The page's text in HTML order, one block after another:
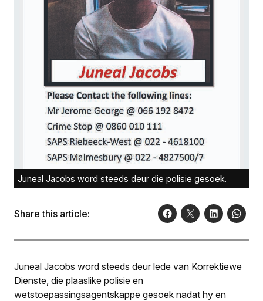
Juneal Jacobs word steeds deur die polisie gesoek.
Share this article:
Juneal Jacobs word steeds deur lede van Korrektiewe
Dienste, die plaaslike polisie en
wetstoepassingsagentskappe gesoek nadat hy en